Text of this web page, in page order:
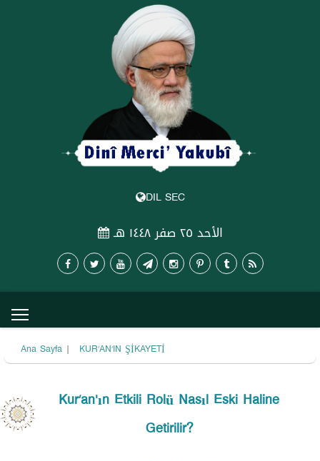
DIL SEC
الأحد ٢٥ صفر ١٤٤٨ هـ
Ana Sayfa | KUR’AN’IN ŞİKAYETİ
Kur’an'ın Etkili Rolü Nasıl Eski Haline
Getirilir?